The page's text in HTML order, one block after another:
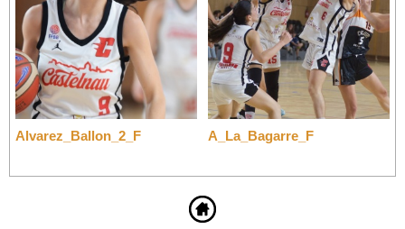
Alvarez_Ballon_2_F A_La_Bagarre_F